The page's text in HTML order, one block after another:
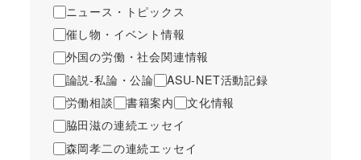
ニュース・トピックス
催し物・イベント情報
外国の労働・社会関連情報
論説-私論・公論
ASU-NET活動記録
労働相談
書籍案内
文化情報
脇田滋の連続エッセイ
森岡孝二の連続エッセイ